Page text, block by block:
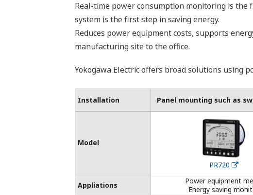
Real-time power consumption monitoring is
system is the first step in saving energy.
Reduces power equipment costs, supports
manufacturing site to the office.
Yokogawa Electric offers broad solutions using
Installation Panel mounting such as
Model
PR720
Appliations
Power equipment
Energy saving